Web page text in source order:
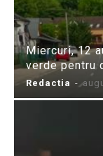
Miercuri, 12
verde pentru
Redactia -